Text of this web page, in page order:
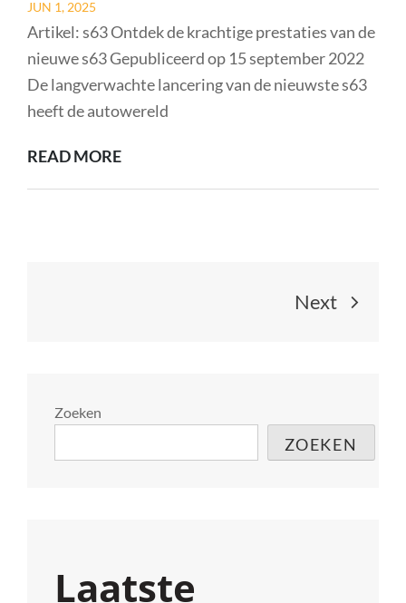
EDELE
DRANK
MET
EEN
ERFENIS
Posted
on
JUN 1, 2025
Artikel: s63 Ontdek de krachtige prestaties van de
nieuwe s63 Gepubliceerd op 15 september 2022
De langverwachte lancering van de nieuwste s63
heeft de autowereld
READ MOREONTDEK
Berichtnavigatie
Next
Zoeken
ZOEKEN
Laatste